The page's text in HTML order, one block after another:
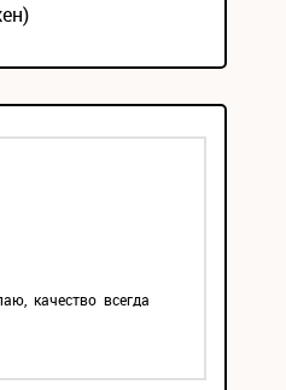
качество всегда